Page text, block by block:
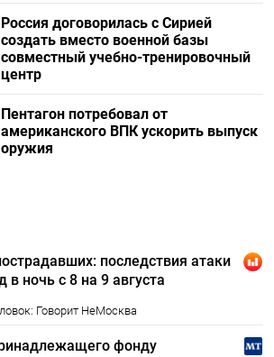
Россия договорилась с Сирией
создать вместо военной базы
совместный учебно-тренировочный
центр
Пентагон потребовал от
американского ВПК ускорить выпуск
оружия